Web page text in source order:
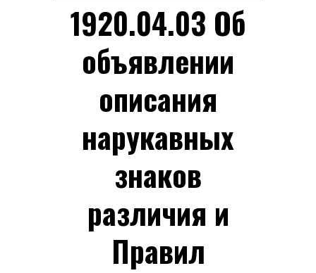
1920.04.03 Об
объявлении
описания
нарукавных
знаков
различия и
Правил